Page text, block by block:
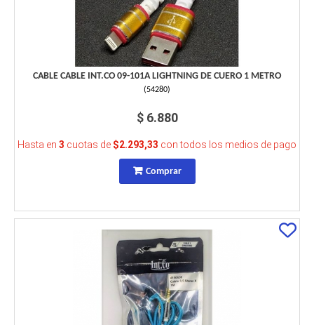
CABLE CABLE INT.CO 09-101A LIGHTNING DE CUERO 1 METRO
(54280)
$ 6.880
Hasta en 3 cuotas de $2.293,33 con todos los medios de pago
Comprar